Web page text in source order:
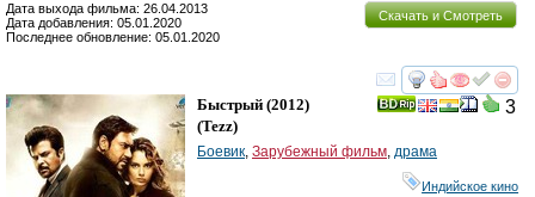
Скачать и Смотреть
Дата выхода фильма: 26.04.2013
Дата добавления: 05.01.2020
Последнее обновление: 05.01.2020
смотреть
3
Быстрый (2012)
(Tezz)
Боевик, Зарубежный фильм, драма
Индийское кино